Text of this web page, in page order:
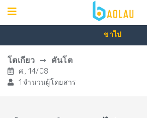
ขาไป
โตเกียว คันโต
ศ., 14/08
1 จำนวนผู้โดยสาร